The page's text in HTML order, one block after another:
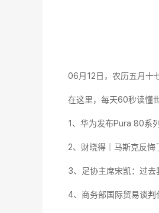
06月12日，农历五月十
在这里，每天60秒读懂世
1、华为发布Pura 80系
2、财晓得｜马斯克反悔
3、足协主席宋凯：过
4、商务部国际贸易谈判